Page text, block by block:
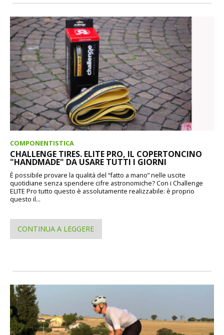
COMPONENTISTICA
CHALLENGE TIRES. ELITE PRO, IL COPERTONCINO
"HANDMADE" DA USARE TUTTI I GIORNI
È possibile provare la qualità del “fatto a mano” nelle uscite
quotidiane senza spendere cifre astronomiche? Con i Challenge
ELITE Pro tutto questo è assolutamente realizzabile: è proprio
questo il...
CONTINUA A LEGGERE